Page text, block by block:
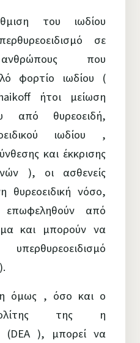
του ιωδίου
σε
ανθρώπους που
φορτίο ιωδίου (
ήτοι μείωση
από θυρεοειδή,
ιωδίου ,
και έκκρισης
), οι ασθενείς
θυρεοειδική νόσο,
από
και μπορούν να
όμως , όσο και ο
της η
(DEA ), μπορεί να